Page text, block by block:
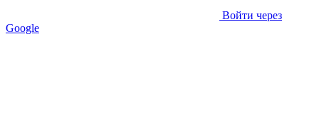
Войти через
Google